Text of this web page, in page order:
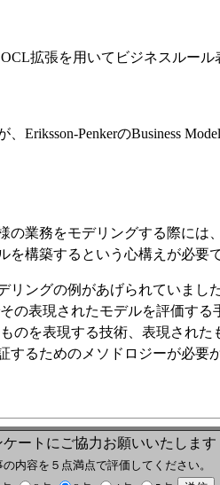
拡張を用いてビジネスルール
PenkerのBusiness
業務をモデリングする際には
構築するという心構えが必要
ングの例があげられていま
表現されたモデルを評価す
のを表現する技術、表現され
るためのメソドロジーが必要
ケートにご協力お願いいたします
の内容を５点満点で評価してください。